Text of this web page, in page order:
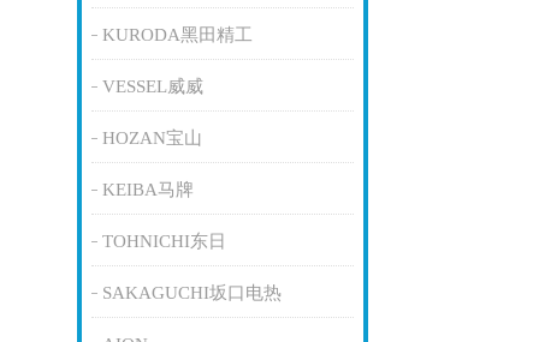
KURODA黑田精工
VESSEL威威
HOZAN宝山
KEIBA马牌
TOHNICHI东日
SAKAGUCHI坂口电热